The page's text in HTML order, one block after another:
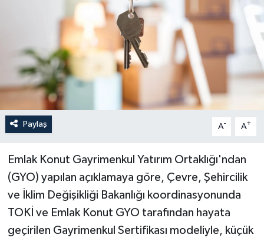
Paylaş A- A+
Emlak Konut Gayrimenkul Yatırım Ortaklığı'ndan
(GYO) yapılan açıklamaya göre, Çevre, Şehircilik
ve İklim Değişikliği Bakanlığı koordinasyonunda
TOKİ ve Emlak Konut GYO tarafından hayata
geçirilen Gayrimenkul Sertifikası modeliyle, küçük
Türkiye